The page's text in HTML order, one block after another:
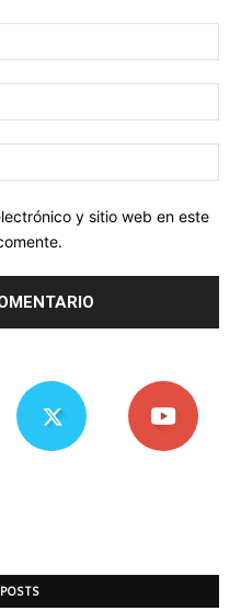
y sitio web en este